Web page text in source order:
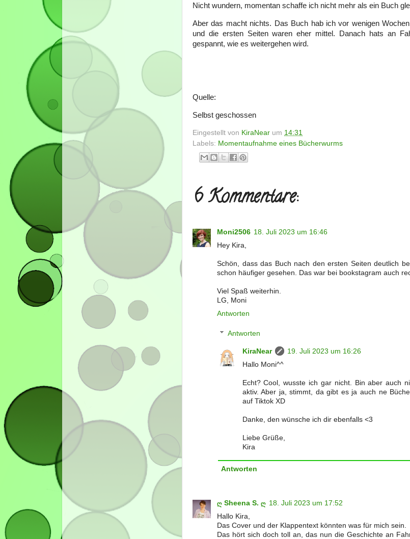
Nicht wundern, momentan schaffe ich nicht mehr als ein Buch
Aber das macht nichts. Das Buch hab ich vor wenigen
und die ersten Seiten waren eher mittel. Danach hats an
gespannt, wie es weitergehen wird.
Quelle:
Selbst geschossen
Eingestellt von KiraNear um 14:31
Labels: Momentaufnahme eines Bücherwurms
6 Kommentare:
Moni2506 18. Juli 2023 um 16:46
Hey Kira,
Schön, dass das Buch nach den ersten Seiten deutlich
schon häufiger gesehen. Das war bei bookstagram auch
Viel Spaß weiterhin.
LG, Moni
Antworten
Antworten
KiraNear
19. Juli 2023 um 16:26
Hallo Moni^^
Echt? Cool, wusste ich gar nicht. Bin aber auch
aktiv. Aber ja, stimmt, da gibt es ja auch ne
auf Tiktok XD
Danke, den wünsche ich dir ebenfalls <3
Liebe Grüße,
Kira
Antworten
ღ Sheena S. ღ 18. Juli 2023 um 17:52
Hallo Kira,
Das Cover und der Klappentext könnten was für mich sein.
Das hört sich doch toll an, das nun die Geschichte an